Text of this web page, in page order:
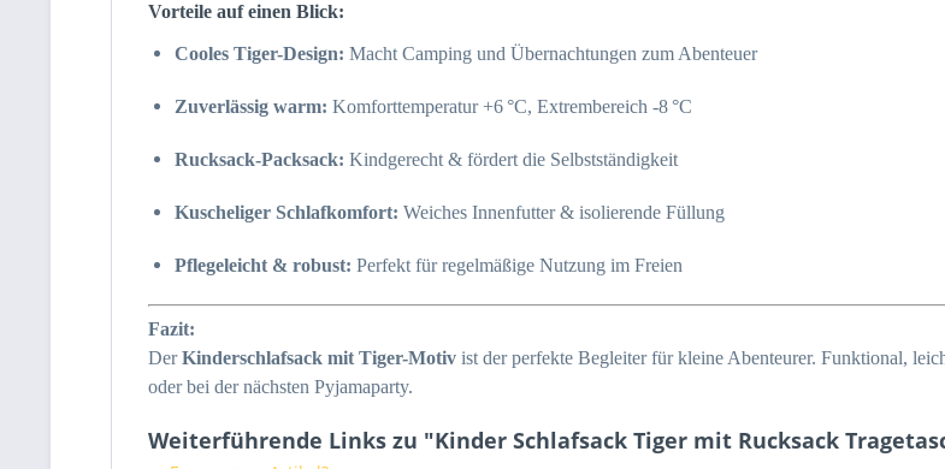
Vorteile auf einen Blick:
Cooles Tiger-Design: Macht Camping und Übernachtungen zum Abenteuer
Zuverlässig warm: Komforttemperatur +6 °C, Extrembereich -8 °C
Rucksack-Packsack: Kindgerecht & fördert die Selbstständigkeit
Kuscheliger Schlafkomfort: Weiches Innenfutter & isolierende Füllung
Pflegeleicht & robust: Perfekt für regelmäßige Nutzung im Freien
Fazit:
DerKinderschlafsack mit Tiger-Motiv ist der perfekte Begleiter für kleine Abenteurer. Funktional,
oder bei der nächsten Pyjamaparty.
Weiterführende Links zu "Kinder Schlafsack Tiger mit Rucksack